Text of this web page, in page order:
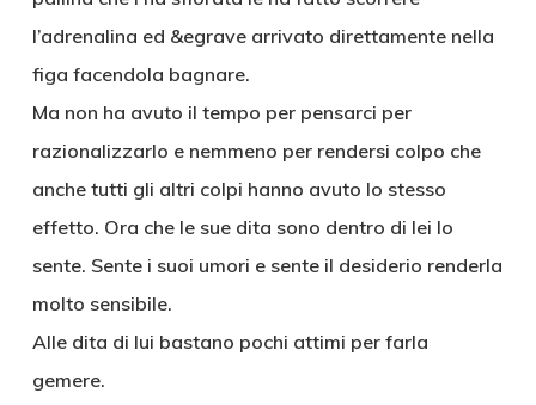
l’adrenalina ed &egrave arrivato direttamente nella
figa facendola bagnare.
Ma non ha avuto il tempo per pensarci per
razionalizzarlo e nemmeno per rendersi colpo che
anche tutti gli altri colpi hanno avuto lo stesso
effetto. Ora che le sue dita sono dentro di lei lo
sente. Sente i suoi umori e sente il desiderio renderla
molto sensibile.
Alle dita di lui bastano pochi attimi per farla
gemere.